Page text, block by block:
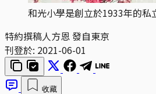
和光小學是創立於1933年的私
特約撰稿人方恩 發自東京
刊登於: 2021-06-01
收藏